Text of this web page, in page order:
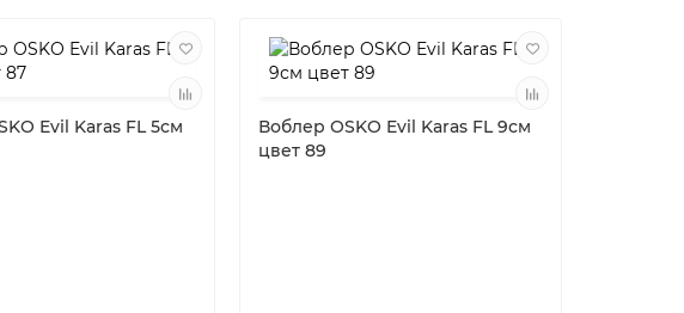
Evil Karas FL 5см
Воблер OSKO Evil Karas FL 9см
цвет 89